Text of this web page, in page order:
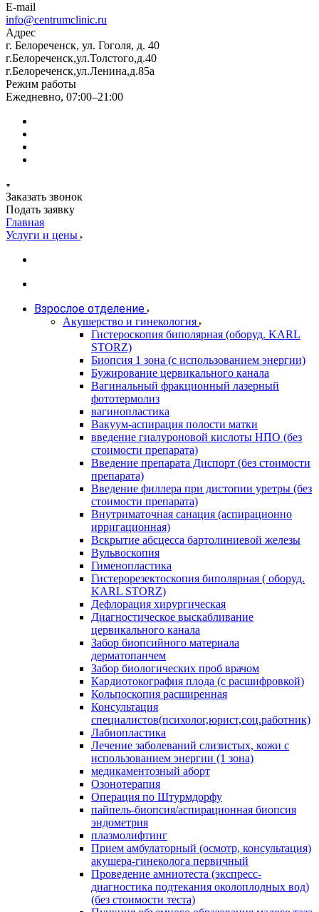
E-mail
info@centrumclinic.ru
Адрес
г. Белореченск, ул. Гоголя, д. 40
г.Белореченск,ул.Толстого,д.40
г.Белореченск,ул.Ленина,д.85а
Режим работы
Ежедневно, 07:00–21:00
Заказать звонок
Подать заявку
Главная
Услуги и цены
Взрослое отделение
Акушерство и гинекология
Гистероскопия биполярная (оборуд. KARL
STORZ)
Биопсия 1 зона (с использованием энергии)
Бужирование цервикального канала
Вагинальный фракционный лазерный
фототермолиз
вагинопластика
Вакуум-аспирация полости матки
введение гиалуроновой кислоты НПО (без
стоимости препарата)
Введение препарата Диспорт (без стоимости
препарата)
Введение филлера при дистопии уретры (без
стоимости препарата)
Внутриматочная санация (аспирационно
ирригационная)
Вскрытие абсцесса бартолиниевой железы
Вульвоскопия
Гименопластика
Гистерорезектоскопия биполярная ( оборуд.
KARL STORZ)
Дефлорация хирургическая
Диагностическое выскабливание
цервикального канала
Забор биопсийного материала
дерматопанчем
Забор биологических проб врачом
Кардиотокография плода (с расшифровкой)
Кольпоскопия расширенная
Консультация
специалистов(психолог,юрист,соц.работник)
Лабиопластика
Лечение заболеваний слизистых, кожи с
использованием энергии (1 зона)
медикаментозный аборт
Озонотерапия
Операция по Штурмдорфу
пайпель-биопсия/аспирационная биопсия
эндометрия
плазмолифтинг
Прием амбулаторный (осмотр, консультация)
акушера-гинеколога первичный
Проведение амниотеста (экспресс-
диагностика подтекания околоплодных вод)
(без стоимости теста)